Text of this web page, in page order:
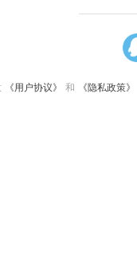
《用户协议》 和 《隐私政策》